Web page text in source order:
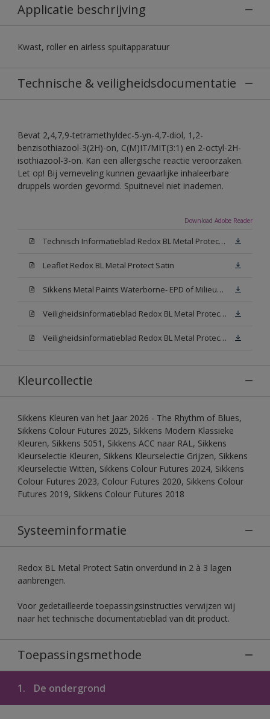
Applicatie beschrijving
Kwast, roller en airless spuitapparatuur
Technische & veiligheidsdocumentatie
Bevat 2,4,7,9-tetramethyldec-5-yn-4,7-diol, 1,2-
benzisothiazool-3(2H)-on, C(M)IT/MIT(3:1) en 2-octyl-2H-
isothiazool-3-on. Kan een allergische reactie veroorzaken.
Let op! Bij verneveling kunnen gevaarlijke inhaleerbare
druppels worden gevormd. Spuitnevel niet inademen.
Download Adobe Reader
Technisch Informatieblad Redox BL Metal Protect (PDF)
Leaflet Redox BL Metal Protect Satin
Sikkens Metal Paints Waterborne- EPD of Milieuproductverklaring
Veiligheidsinformatieblad Redox BL Metal Protect Satin N00 (MSDS)
Veiligheidsinformatieblad Redox BL Metal Protect Satin White W05 (MSDS)
Kleurcollectie
Sikkens Kleuren van het Jaar 2026 - The Rhythm of Blues,
Sikkens Colour Futures 2025, Sikkens Modern Klassieke
Kleuren, Sikkens 5051, Sikkens ACC naar RAL, Sikkens
Kleurselectie Kleuren, Sikkens Kleurselectie Grijzen, Sikkens
Kleurselectie Witten, Sikkens Colour Futures 2024, Sikkens
Colour Futures 2023, Colour Futures 2020, Sikkens Colour
Futures 2019, Sikkens Colour Futures 2018
Systeeminformatie
Redox BL Metal Protect Satin onverdund in 2 à 3 lagen
aanbrengen.
Voor gedetailleerde toepassingsinstructies verwijzen wij
naar het technische documentatieblad van dit product.
Toepassingsmethode
1. De ondergrond